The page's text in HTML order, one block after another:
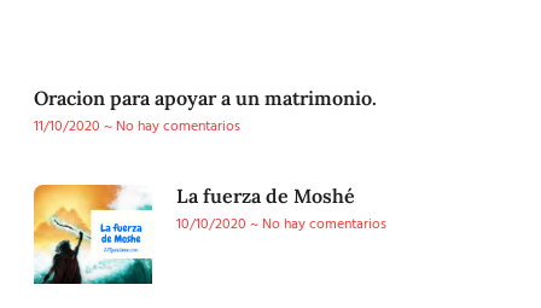
Oracion para apoyar a un matrimonio.
11/10/2020
No hay comentarios
La fuerza de Moshé
10/10/2020
No hay comentarios